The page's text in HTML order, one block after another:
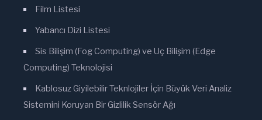
Film Listesi
Yabancı Dizi Listesi
Sis Bilişim (Fog Computing) ve Uç Bilişim (Edge
Computing) Teknolojisi
Kablosuz Giyilebilir Teknlojiler İçin Büyük Veri Analiz
Sistemini Koruyan Bir Gizlilik Sensör Ağı